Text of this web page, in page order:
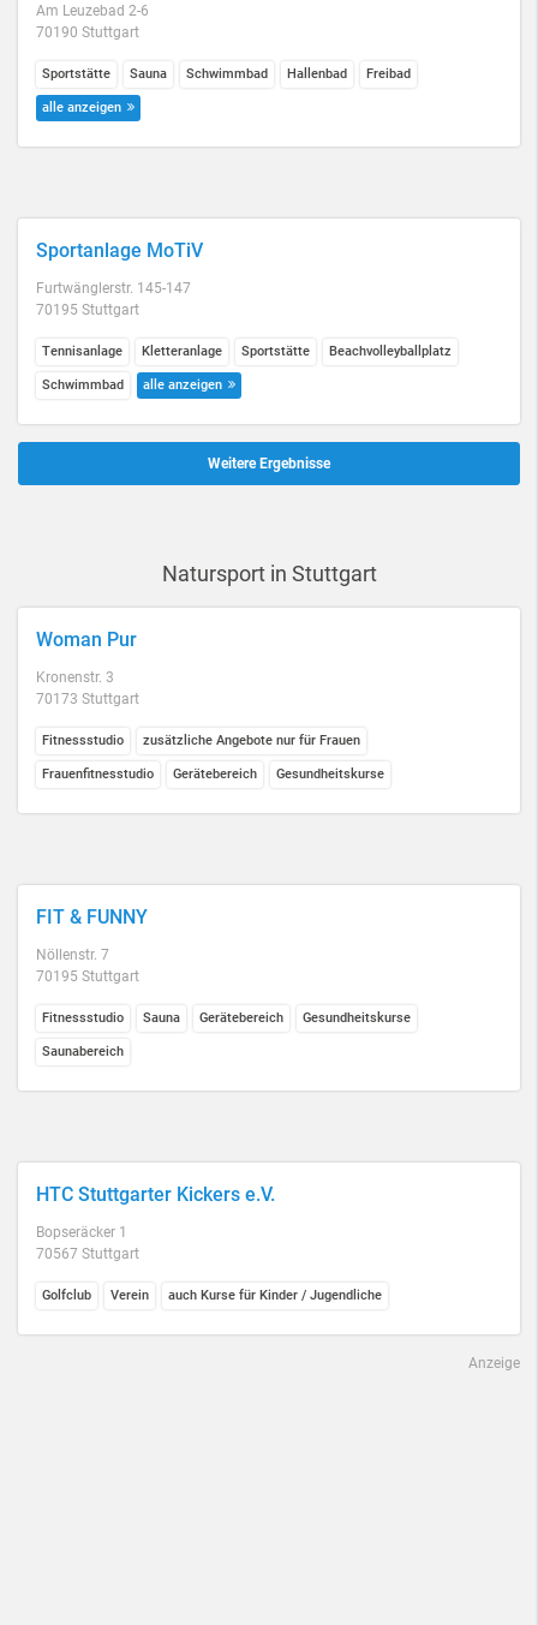
Am Leuzebad 2-6
70190 Stuttgart
Sportstätte Sauna Schwimmbad Hallenbad Freibad
alle anzeigen
Sportanlage MoTiV
Furtwänglerstr. 145-147
70195 Stuttgart
Tennisanlage Kletteranlage Sportstätte Beachvolleyballplatz
Schwimmbad alle anzeigen
Weitere Ergebnisse
Natursport in Stuttgart
Woman Pur
Kronenstr. 3
70173 Stuttgart
Fitnessstudio zusätzliche Angebote nur für Frauen
Frauenfitnesstudio Gerätebereich Gesundheitskurse
FIT & FUNNY
Nöllenstr. 7
70195 Stuttgart
Fitnessstudio Sauna Gerätebereich Gesundheitskurse
Saunabereich
HTC Stuttgarter Kickers e.V.
Bopseräcker 1
70567 Stuttgart
Golfclub Verein auch Kurse für Kinder / Jugendliche
Anzeige